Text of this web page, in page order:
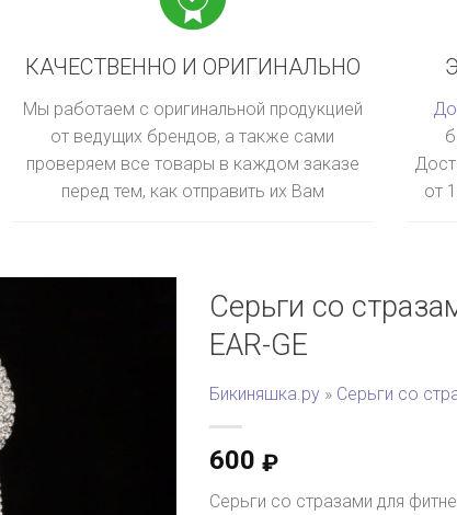
КАЧЕСТВЕННО И ОРИГИНАЛЬНО
Мы работаем с оригинальной продукцией
от ведущих брендов, а также сами
проверяем все товары в каждом заказе
перед тем, как отправить их Вам
от
Серьги со
EAR-GE
Бикиняшка.ру » Серьги со
600 ₽
Серьги со стразами для